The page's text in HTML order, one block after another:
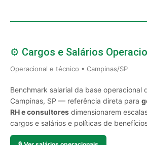
⚙️ Cargos e Salários
Operacional e técnico • Campinas/SP
Benchmark salarial da base operacional
Campinas, SP — referência direta para
RH e consultores dimensionarem
cargos e salários e políticas de